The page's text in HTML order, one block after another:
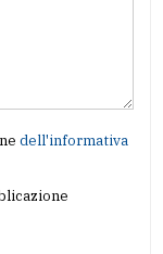
dell'informativa